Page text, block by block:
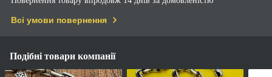
Всі умови повернення
Подібні товари компанії